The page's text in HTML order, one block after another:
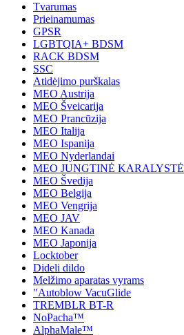
Tvarumas
Prieinamumas
GPSR
LGBTQIA+ BDSM
RACK BDSM
SSC
Atidėjimo purškalas
MEO Austrija
MEO Šveicarija
MEO Prancūzija
MEO Italija
MEO Ispanija
MEO Nyderlandai
MEO JUNGTINĖ KARALYSTĖ
MEO Švedija
MEO Belgija
MEO Vengrija
MEO JAV
MEO Kanada
MEO Japonija
Locktober
Dideli dildo
Melžimo aparatas vyrams
"Autoblow VacuGlide
TREMBLR BT-R
NoPacha™
AlphaMale™